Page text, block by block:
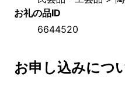
お礼の品ID
6644520
お申し込みにつ